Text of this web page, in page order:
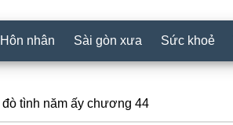
Hôn nhân Sài gòn xưa Sức khoẻ
tình năm ấy chương 44